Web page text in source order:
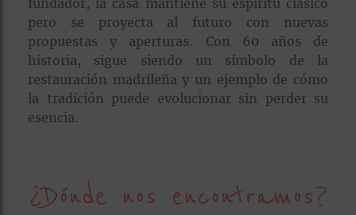
pero se proyecta al futuro con nuevas
propuestas y aperturas. Con 60 años de
historia, sigue siendo un símbolo de la
restauración madrileña y un ejemplo de cómo
la tradición puede evolucionar sin perder su
esencia.
¿Dónde nos encontramos?